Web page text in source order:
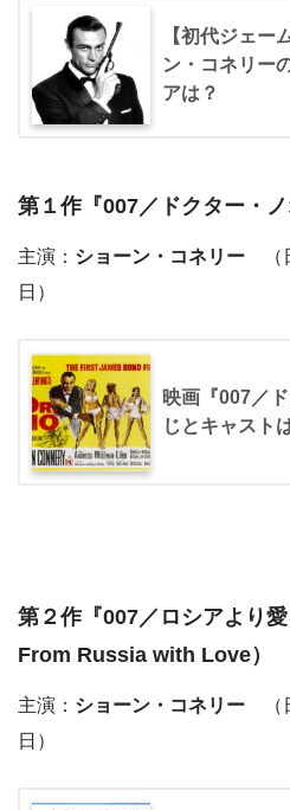
【初代ジェー
ン・コネリー
アは？
第１作『007／ドクター・
主演： ショーン・コネリー （
日）
映画『007／
じとキャスト
第２作『007／ロシアより
From Russia with Love）
主演： ショーン・コネリー （
日）